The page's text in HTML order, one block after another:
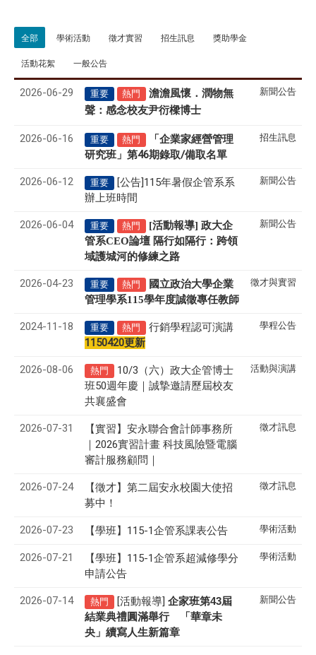
全部 學術活動 徵才實習 招生訊息 獎助學金
活動花絮 一般公告
2026-06-29 重要 熱門
澹澹風懷．潤物無
聲 ： 感念校友尹衍樑博士
新聞公告
2026-06-16 重要 熱門
「企業家經營管理
研究班」第46期錄取/備取名單
招生訊息
2026-06-12 重要
[公告]115年暑假企管系系
辦上班時間
新聞公告
2026-06-04 重要 熱門
[活動報導] 政大企
管系CEO論壇 隔行如隔行：跨領
域護城河的修練之路
新聞公告
2026-04-23 重要 熱門
國立政治大學企業
管理學系115學年度誠徵專任教師
徵才與實習
2024-11-18 重要 熱門
行銷學程認可演講
1150420更新
學程公告
2026-08-06 熱門
10/3（六）政大企管博士
班50週年慶｜誠摯邀請歷屆校友
共襄盛會
活動與演講
2026-07-31
【實習】安永聯合會計師事務所
｜2026實習計畫 科技風險暨電腦
審計服務顧問｜
徵才訊息
2026-07-24 【徵才】 第二屆安永校園大使招
募中！
徵才訊息
2026-07-23 【學班】115-1企管系課表公告 學術活動
2026-07-21
【學班】115-1企管系超減修學分
申請公告
學術活動
2026-07-14 熱門 [活動報導] 企家班第43屆
結業典禮圓滿舉行 「華章未
央」續寫人生新篇章
新聞公告